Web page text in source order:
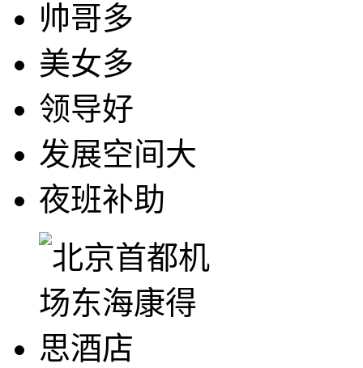
帅哥多
美女多
领导好
发展空间大
夜班补助